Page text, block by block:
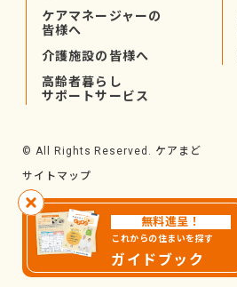
無料進呈！
これからの住まいを探す
ガイドブック
ケアマネージャーの
皆様へ
介護施設の皆様へ
高齢者暮らし
サポートサービス
© All Rights Reserved. ケアまど
サイトマップ